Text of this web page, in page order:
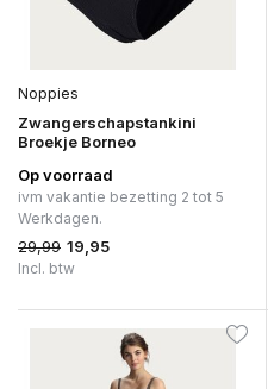
Noppies
Zwangerschapstankini
Broekje Borneo
Op voorraad
ivm vakantie bezetting 2 tot 5
Werkdagen.
29,99 19,95
Incl. btw